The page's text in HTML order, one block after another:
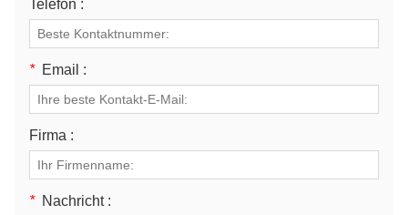
Telefon :
* Email :
Firma :
* Nachricht :